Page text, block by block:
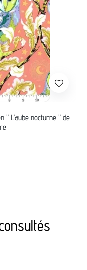
” L’aube nocturne ” de